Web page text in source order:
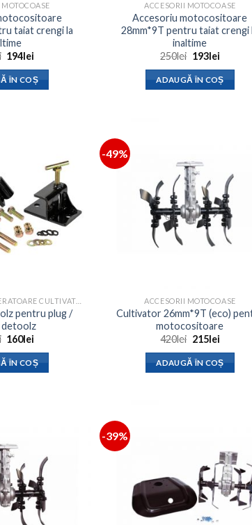
taiat crengi la
Prețul
a
fost:
194leiPrețul
este:
194lei.
ÎN COȘ
ACCESORII MOTOCOASE
Accesoriu motocositoare
28mm*9T pentru taiat crengi
inaltime
250lei Prețul
a
fost:
193leiPrețul
este:
193lei.
ADAUGĂ ÎN COȘ
SCARIFICATOARE AERATOARE CULTIVATOARE
pentru plug /
detoolz
Prețul
a
fost:
160leiPrețul
este:
160lei.
ÎN COȘ
-49%
ACCESORII MOTOCOASE
Cultivator 26mm*9T (eco)
motocositoare
420lei Prețul
a
fost:
215leiPrețul
este:
215lei.
ADAUGĂ ÎN COȘ
-39%